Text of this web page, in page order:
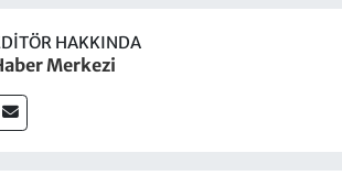
HAKKINDA
Merkezi